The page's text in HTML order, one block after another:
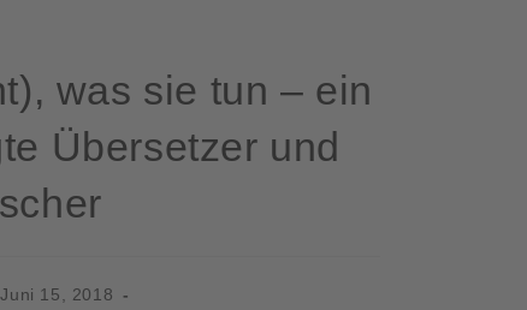
was sie tun – ein
Übersetzer und
Juni 15, 2018